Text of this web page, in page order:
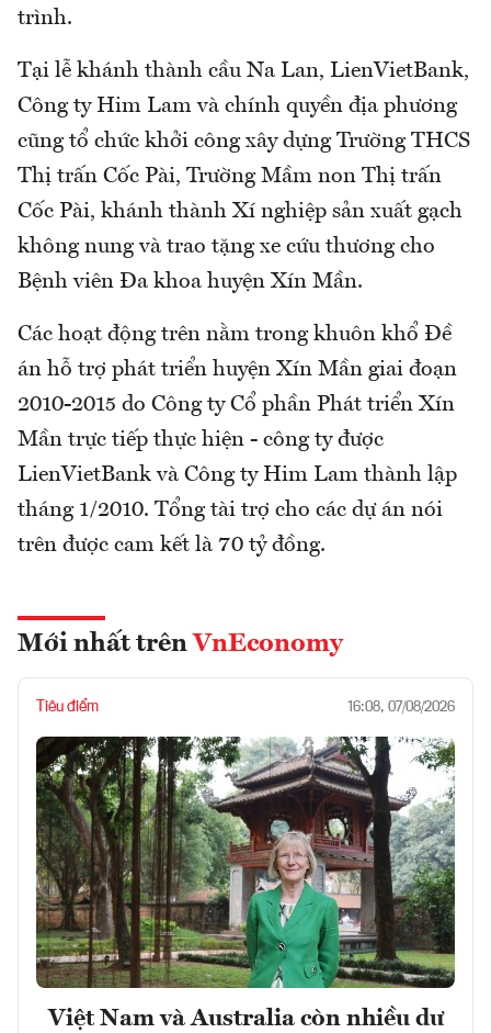
trình.
Tại lễ khánh thành cầu Na Lan, LienVietBank,
Công ty Him Lam và chính quyền địa phương
cũng tổ chức khởi công xây dựng Trường THCS
Thị trấn Cốc Pài, Trường Mầm non Thị trấn
Cốc Pài, khánh thành Xí nghiệp sản xuất gạch
không nung và trao tặng xe cứu thương cho
Bệnh viên Đa khoa huyện Xín Mần.
Các hoạt động trên nằm trong khuôn khổ Đề
án hỗ trợ phát triển huyện Xín Mần giai đoạn
2010-2015 do Công ty Cổ phần Phát triển Xín
Mần trực tiếp thực hiện - công ty được
LienVietBank và Công ty Him Lam thành lập
tháng 1/2010. Tổng tài trợ cho các dự án nói
trên được cam kết là 70 tỷ đồng.
Mới nhất trên VnEconomy
Tiêu điểm 16:08, 07/08/2026
Việt Nam và Australia còn nhiều dư